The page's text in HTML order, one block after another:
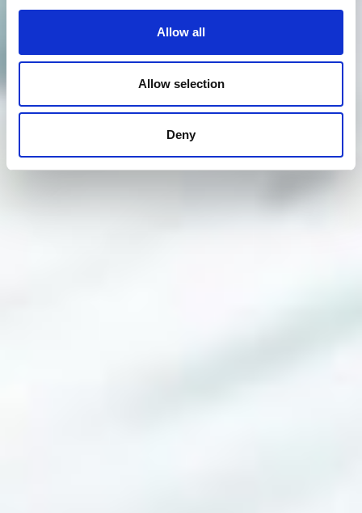
Allow all
Allow selection
Deny